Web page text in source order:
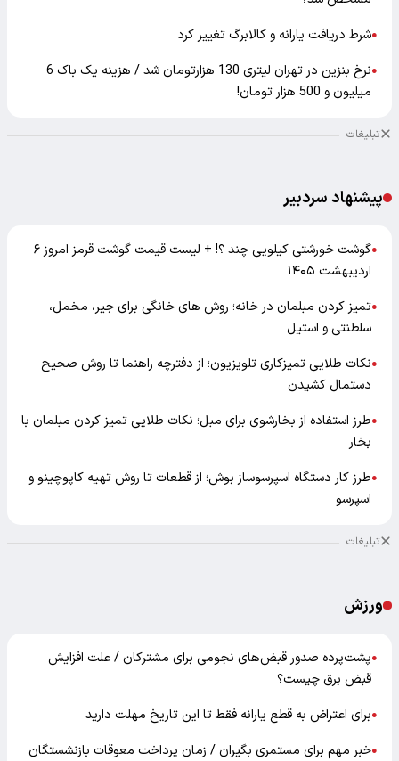
●شرط دریافت یارانه و کالابرگ تغییر کرد
●
نرخ بنزین در تهران لیتری 130 هزارتومان شد / هزینه یک باک 6
میلیون و 500 هزار تومان!
تبلیغات
پیشنهاد سردبیر
●
گوشت خورشتی کیلویی چند ؟! + لیست قیمت گوشت قرمز امروز ۶
اردیبهشت ۱۴۰۵
●تمیز کردن مبلمان در خانه؛ روش های خانگی برای جیر، مخمل،
سلطنتی و استیل
●نکات طلایی تمیزکاری تلویزیون؛ از دفترچه راهنما تا روش صحیح
دستمال کشیدن
●طرز استفاده از بخارشوی برای مبل؛ نکات طلایی تمیز کردن مبلمان با
بخار
●طرز کار دستگاه اسپرسوساز بوش؛ از قطعات تا روش تهیه کاپوچینو و
اسپرسو
تبلیغات
ورزش
●پشت‌پرده صدور قبض‌های نجومی برای مشترکان / علت افزایش
قبض برق چیست؟
●برای اعتراض به قطع یارانه فقط تا این تاریخ مهلت دارید
●خبر مهم برای مستمری بگیران / زمان پرداخت معوقات بازنشستگان